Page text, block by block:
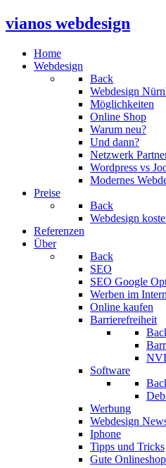
vianos webdesign
Home
Webdesign
Back
Webdesign
Möglichkeiten
Online Shop
Warum neu?
Und dann?
Netzwerk
Wordpress vs
Modernes
Preise
Back
Webdesign
Referenzen
Über
Back
SEO
SEO Google
Werben im
Online kaufen
Barrierefreiheit
Software
Werbung
Webdesign
Iphone
Tipps und Tricks
Gute